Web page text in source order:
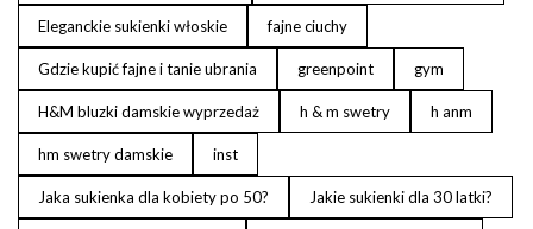
Eleganckie sukienki włoskie fajne ciuchy
Gdzie kupić fajne i tanie ubrania greenpoint gym
H&M bluzki damskie wyprzedaż h & m swetry h anm
hm swetry damskie inst
Jaka sukienka dla kobiety po 50? Jakie sukienki dla 30 latki?